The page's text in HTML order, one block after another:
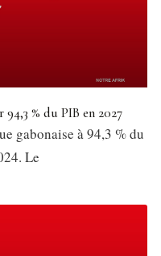
% du PIB en 2027
gabonaise à 94,3 % du
Le